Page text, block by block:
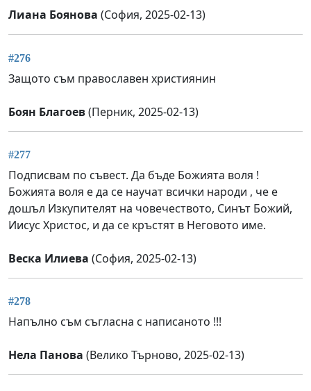
Лиана Боянова (София, 2025-02-13)
#276
Защото съм православен християнин
Боян Благоев(Перник, 2025-02-13)
#277
Подписвам по съвест. Да бъде Божията воля !
Божията воля е да се научат всички народи , че е
дошъл Изкупителят на човечеството, Синът Божий,
Иисус Христос, и да се кръстят в Неговото име.
Веска Илиева (София, 2025-02-13)
#278
Напълно съм съгласна с написаното !!!
Нела Панова (Велико Търново, 2025-02-13)